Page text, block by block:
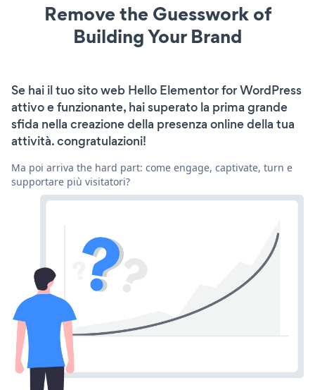
Remove the Guesswork of
Building Your Brand
Se hai il tuo sito web Hello Elementor for WordPress
attivo e funzionante, hai superato la prima grande
sfida nella creazione della presenza online della tua
attività. congratulazioni!
Ma poi arriva the hard part: come engage, captivate, turn e
supportare più visitatori?